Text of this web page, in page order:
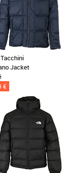
Jacket
€